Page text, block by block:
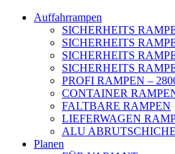
Auffahrrampen
SICHERHEITS
SICHERHEITS
SICHERHEITS
SICHERHEITS
PROFI RAMPEN –
CONTAINER
FALTBARE RAMPEN
LIEFERWAGEN
ALU
Planen